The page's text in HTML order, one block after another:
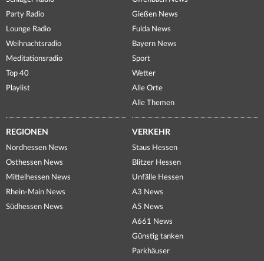
Party Radio
Lounge Radio
Weihnachtsradio
Meditationsradio
Top 40
Playlist
Gießen News
Fulda News
Bayern News
Sport
Wetter
Alle Orte
Alle Themen
REGIONEN
Nordhessen News
Osthessen News
Mittelhessen News
Rhein-Main News
Südhessen News
VERKEHR
Staus Hessen
Blitzer Hessen
Unfälle Hessen
A3 News
A5 News
A661 News
Günstig tanken
Parkhäuser